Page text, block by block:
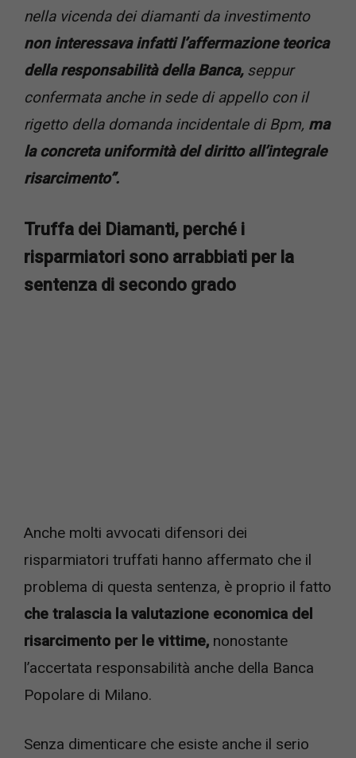
nella vicenda dei diamanti da investimento
non interessava infatti l’affermazione teorica
della responsabilità della Banca,seppur
confermata anche in sede di appello con il
rigetto della domanda incidentale di Bpm, ma
la concreta uniformità del diritto all’integrale
risarcimento”.
Truffa dei Diamanti, perché i
risparmiatori sono arrabbiati per la
sentenza di secondo grado
Anche molti avvocati difensori dei
risparmiatori truffati hanno affermato che il
problema di questa sentenza, è proprio il fatto
che tralascia la valutazione economica del
risarcimento per le vittime, nonostante
l’accertata responsabilità anche della Banca
Popolare di Milano.
Senza dimenticare che esiste anche il serio